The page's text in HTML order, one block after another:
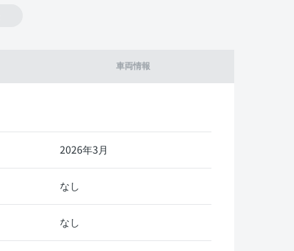
車両情報
2026年3月
なし
なし